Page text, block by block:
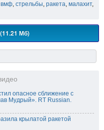
вмф, стрельбы, ракета, малахит,
Мб)
опасное сближение с
Мудрый». RT Russian.
крылатой ракетой